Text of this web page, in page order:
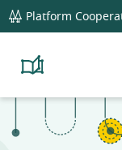
global
navigation
Platform
Platform
Resource